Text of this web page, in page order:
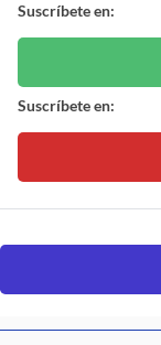
Suscríbete en:
Suscríbete en: